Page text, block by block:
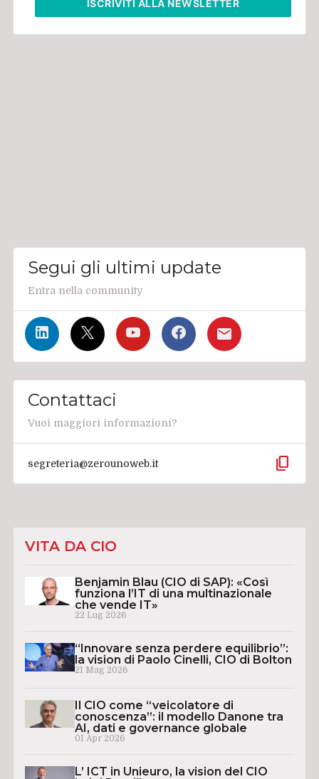
ISCRIVITI ALLA NEWSLETTER
Segui gli ultimi update
Entra nella community
Contattaci
Vuoi maggiori informazioni?
segreteria@zerounoweb.it content_copy
VITA DA CIO
Benjamin Blau (CIO di SAP): «Così
funziona l’IT di una multinazionale
che vende IT»
22 Lug 2026
“Innovare senza perdere equilibrio”:
la vision di Paolo Cinelli, CIO di Bolton
21 Mag 2026
Il CIO come “veicolatore di
conoscenza”: il modello Danone tra
AI, dati e governance globale
01 Apr 2026
L’ ICT in Unieuro, la vision del CIO